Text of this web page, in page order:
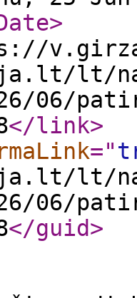
>
lt/
06/
</link>
="
lt/
06/
</guid>